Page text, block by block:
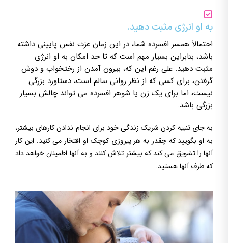
به او انرژی مثبت دهید.
احتمالاً همسر افسرده شما، در این زمان عزت نفس پایینی داشته
باشد، بنابراین بسیار مهم است که تا حد امکان به او انرژی
مثبت دهید. علی رغم این که، بیرون آمدن از رختخواب و دوش
گرفتن، برای کسی که از نظر روانی سالم است، دستاورد بزرگی
نیست، اما برای یک زن یا شوهر افسرده می تواند چالش بسیار
بزرگی باشد.
به جای تنبیه کردن شریک زندگی خود برای انجام ندادن کارهای بیشتر،
به او بگویید که چقدر به هر پیروزی کوچک او افتخار می کنید. این کار
آنها را تشویق می کند که بیشتر تلاش کنند و به آنها اطمینان خواهد داد
که طرف آنها هستید.